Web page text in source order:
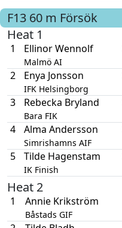
F13 60 m Försök
Heat 1
1
Ellinor Wennolf
Malmö AI
2 Enya Jonsson
IFK Helsingborg
3 Rebecka Bryland
Bara FIK
4 Alma Andersson
Simrishamns AIF
5 Tilde Hagenstam
IK Finish
Heat 2
1
Annie Krikström
Båstads GIF